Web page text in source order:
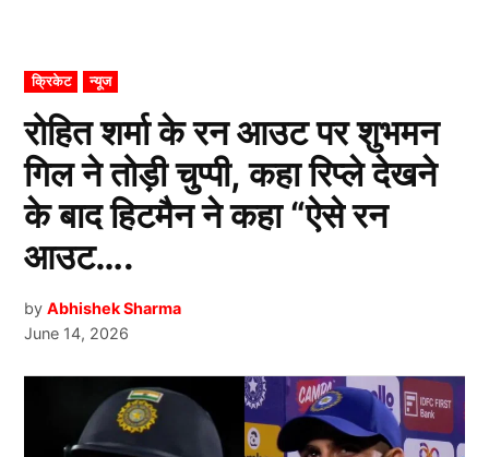
POSTED
IN
क्रिकेट न्यूज
रोहित शर्मा के रन आउट पर शुभमन
गिल ने तोड़ी चुप्पी, कहा रिप्ले देखने
के बाद हिटमैन ने कहा “ऐसे रन
आउट….
by Abhishek Sharma
June 14, 2026